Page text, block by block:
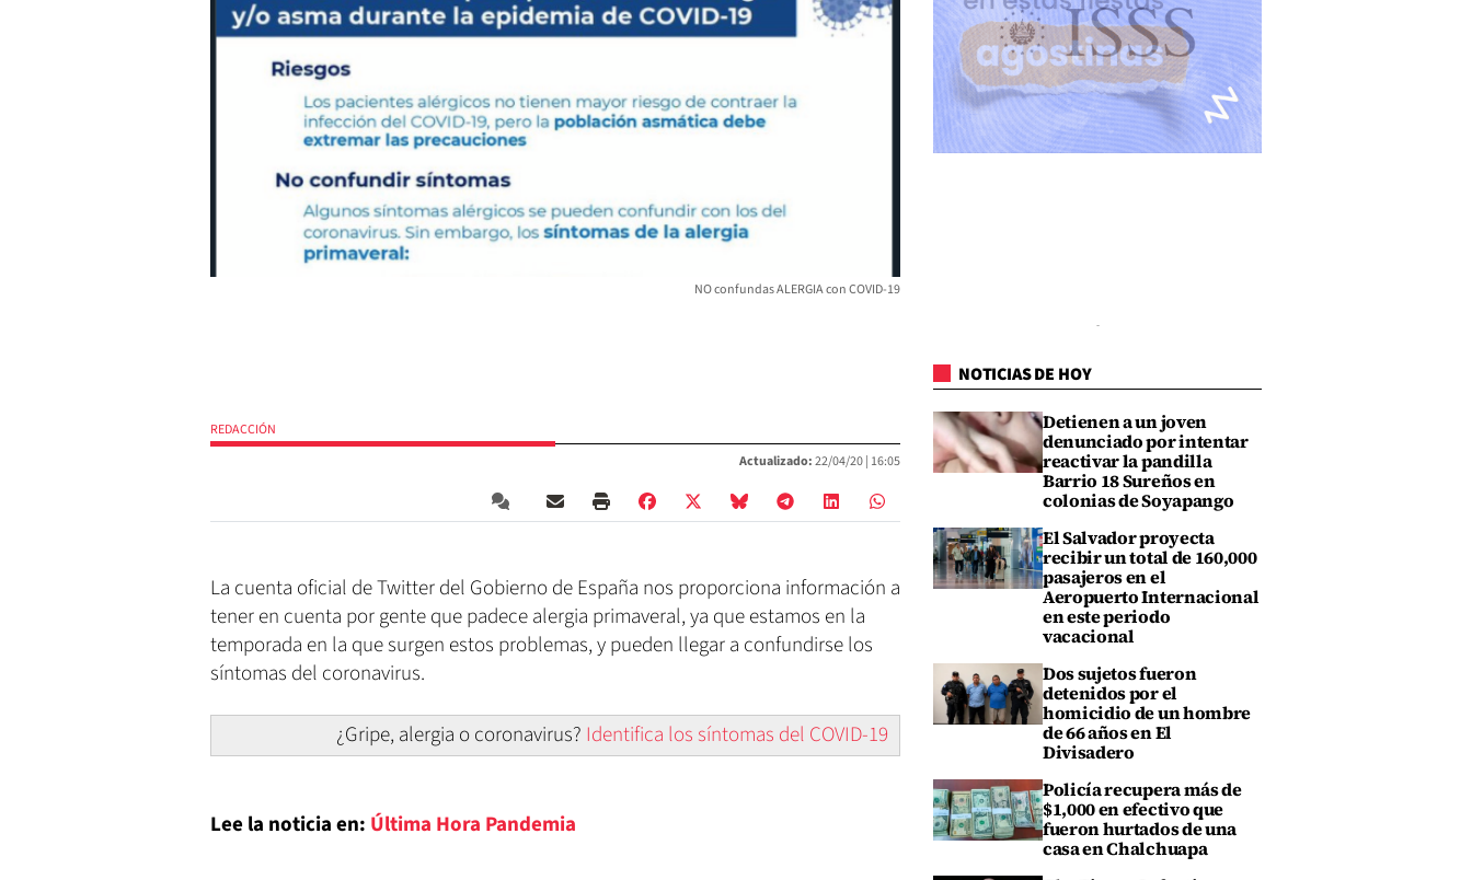
NO confundas ALERGIA con COVID-19
REDACCIÓN
Actualizado:22/04/20 | 16:05
La cuenta oficial de Twitter del Gobierno de España nos proporciona información a
tener en cuenta por gente que padece alergia primaveral, ya que estamos en la
temporada en la que surgen estos problemas, y pueden llegar a confundirse los
síntomas del coronavirus.
¿Gripe, alergia o coronavirus? Identifica los síntomas del COVID-19
Lee la noticia en: Última Hora Pandemia
NOTICIAS DE HOY
Detienen a un joven
denunciado por intentar
reactivar la pandilla
Barrio 18 Sureños en
colonias de Soyapango
El Salvador proyecta
recibir un total de 160,000
pasajeros en el
Aeropuerto Internacional
en este periodo
vacacional
Dos sujetos fueron
detenidos por el
homicidio de un hombre
de 66 años en El
Divisadero
Policía recupera más de
$1,000 en efectivo que
fueron hurtados de una
casa en Chalchuapa